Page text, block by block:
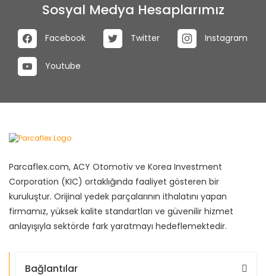
Sosyal Medya Hesaplarımız
Facebook Twitter Instagram
Youtube
Parcaflex.com, ACY Otomotiv ve Korea Investment
Corporation (KIC) ortaklığında faaliyet gösteren bir
kuruluştur. Orijinal yedek parçalarının ithalatını yapan
firmamız, yüksek kalite standartları ve güvenilir hizmet
anlayışıyla sektörde fark yaratmayı hedeflemektedir.
Bağlantılar